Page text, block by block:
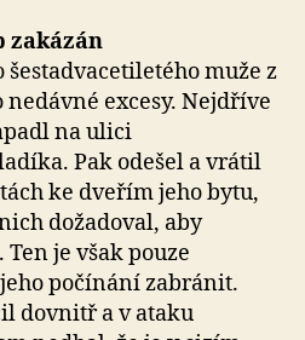
zakázán
muže z
excesy. Nejdříve
na ulici
Pak odešel a vrátil
ke dveřím jeho bytu,
dožadoval, aby
je však pouze
počínání zabránit.
dovnitř a v ataku